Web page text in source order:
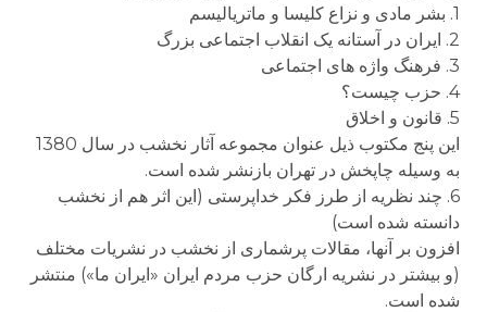
1. بشر مادی و نزاع کلیسا و ماتریالیسم
2. ایران در آستانه یک انقلاب اجتماعی بزرگ
3. فرهنگ واژه های اجتماعی
4. حزب چیست؟
5. قانون و اخلاق
این پنج مکتوب ذیل عنوان مجموعه آثار نخشب در سال 1380
به وسیله چاپخش در تهران بازنشر شده است.
6. چند نظریه از طرز فکر خداپرستی (این اثر هم از نخشب
دانسته شده است)
افزون بر آنها، مقالات پرشماری از نخشب در نشریات مختلف
(و بیشتر در نشریه ارگان حزب مردم ایران «ایران ما») منتشر
شده است.